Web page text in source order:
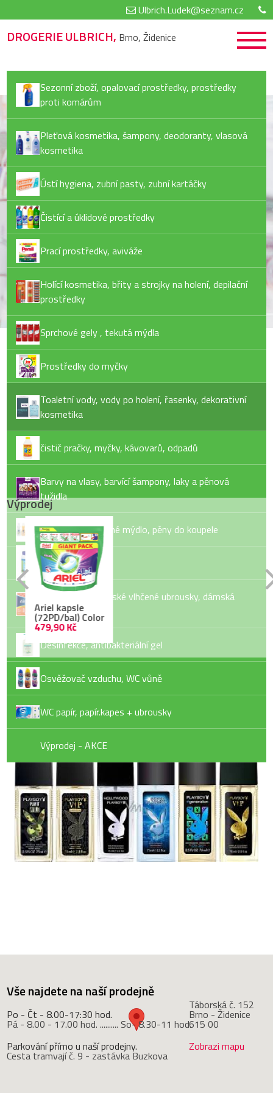
Ulbrich.Ludek@seznam.cz
DROGERIE ULBRICH, Brno, Židenice
Sezonní zboží, opalovací prostředky, prostředky
proti komárům
Pleťová kosmetika, šampony, deodoranty, vlasová
kosmetika
Ústí hygiena, zubní pasty, zubní kartáčky
Čistící a úklidové prostředky
Prací prostředky, aviváže
Holící kosmetika, břity a strojky na holení, depilační
prostředky
Sprchové gely , tekutá mýdla
Prostředky do myčky
Toaletní vody, vody po holení, řasenky, dekorativní
kosmetika
čistič pračky, myčky, kávovarů, odpadů
Barvy na vlasy, barvící šampony, laky a pěnová
tužidla
Tekuté mýdlo, tuhé mýdlo, pěny do koupele
Bazénová chemie
Dětské pleny, dětské vlhčené ubrousky, dámská
hygiena
Desinfekce, antibakteriální gel
Osvěžovač vzduchu, WC vůně
WC papír, papír.kapes + ubrousky
Výprodej - AKCE
Výprodej
Jar tab
(122ks/bal)
PlatinPlus
Playboy 75ml
119,90 Kč
Vše najdete na naší prodejně
Po - Čt - 8.00-17:30 hod.
Pá - 8.00 - 17.00 hod. .......... So- 8.30-11 hod.
Parkování přímo u naší prodejny.
Cesta tramvají č. 9 - zastávka Buzkova
Táborská č. 152
Brno - Židenice
615 00
Zobrazi mapu